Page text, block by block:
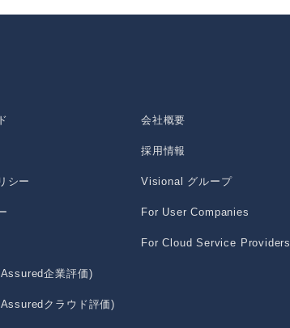
シー
企業評価)
クラウド評価)
会社概要
採用情報
Visional グループ
For User Companies
For Cloud Service Providers